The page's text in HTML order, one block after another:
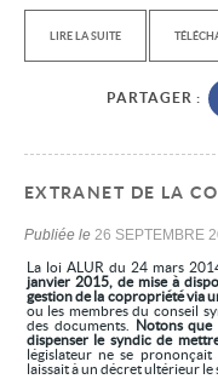
LIRE LA SUITE
PARTAGER :
EXTRANET DE LA
Publiée le 26 SEPTEMBRE
La loi ALUR du 24 mars
janvier 2015, de mise à
gestion de la copropriété via
ou les membres du conseil
des documents.
Notons que
dispenser le syndic de
législateur ne se
laissait à un décret ultérieur le